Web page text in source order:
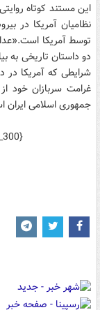
این مستند کوتاه
نظامیان آمریکا در
دو داستان تاریخی به
شرایطی که آمریکا در
غرامت سربازان خود
جمهوری اسلامی ایران